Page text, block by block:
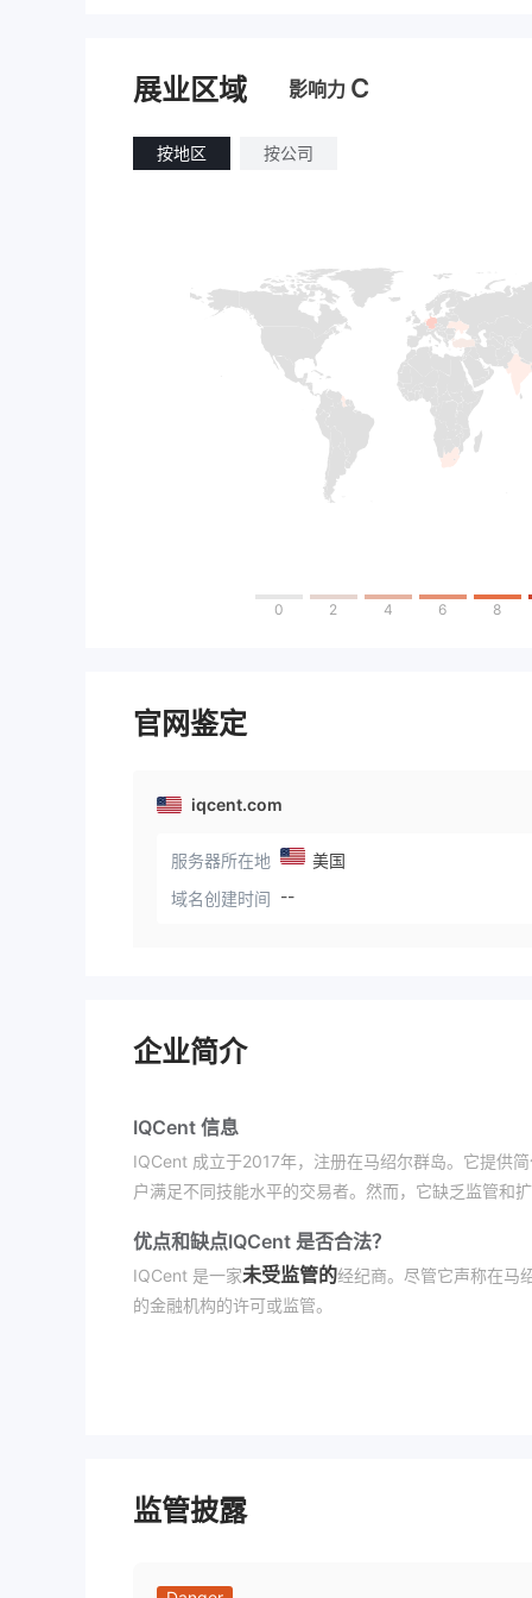
展业区域 影响力 C
按地区 按公司
0 2 4 6 8
官网鉴定
iqcent.com
服务器所在地
美国
域名创建时间 --
企业简介
IQCent 信息
IQCent 成立于2017年，注册在马绍尔群岛。它提供
户满足不同技能水平的交易者。然而，它缺乏监管和
优点和缺点IQCent 是否合法？
IQCent 是一家未受监管的经纪商。尽管它声称在马
的金融机构的许可或监管。
账户类型
监管披露